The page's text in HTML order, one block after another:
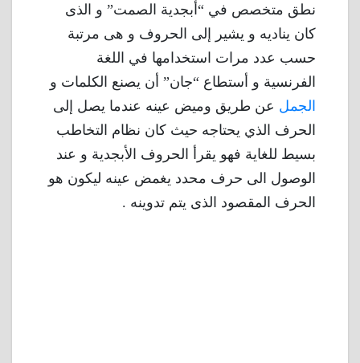
نطق متخصص في “أبجدية الصمت” و الذى
كان يناديه و يشير إلى الحروف و هى مرتبة
حسب عدد مرات استخدامها في اللغة
الفرنسية و أستطاع “جان” أن يصنع الكلمات و
الجمل عن طريق وميض عينه عندما يصل إلى
الحرف الذي يحتاجه حيث كان نظام التخاطب
بسيط للغاية فهو يقرأ الحروف الأبجدية و عند
الوصول الى حرف محدد يغمض عينه ليكون هو
الحرف المقصود الذى يتم تدوينه .